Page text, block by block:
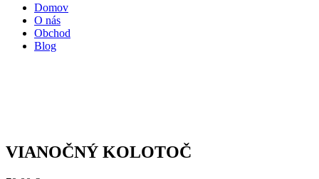
Domov
O nás
Obchod
Blog
VIANOČNÝ KOLOTOČ